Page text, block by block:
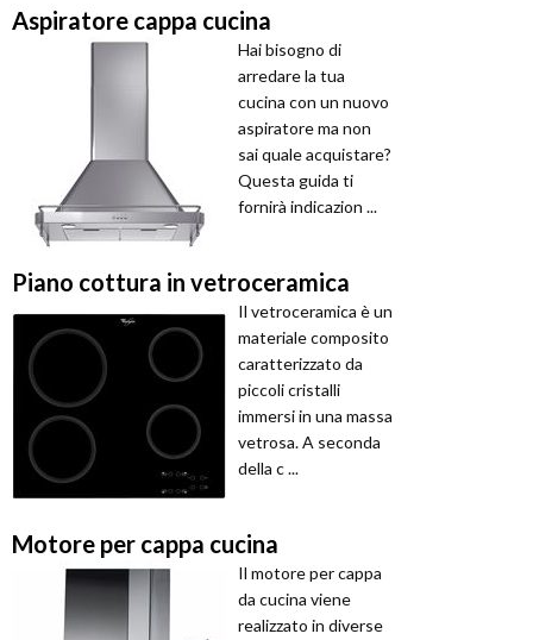
Aspiratore cappa cucina
Hai bisogno di
arredare la tua
cucina con un nuovo
aspiratore ma non
sai quale acquistare?
Questa guida ti
fornirà indicazion ...
Piano cottura in vetroceramica
Il vetroceramica è un
materiale composito
caratterizzato da
piccoli cristalli
immersi in una massa
vetrosa. A seconda
della c ...
Motore per cappa cucina
Il motore per cappa
da cucina viene
realizzato in diverse